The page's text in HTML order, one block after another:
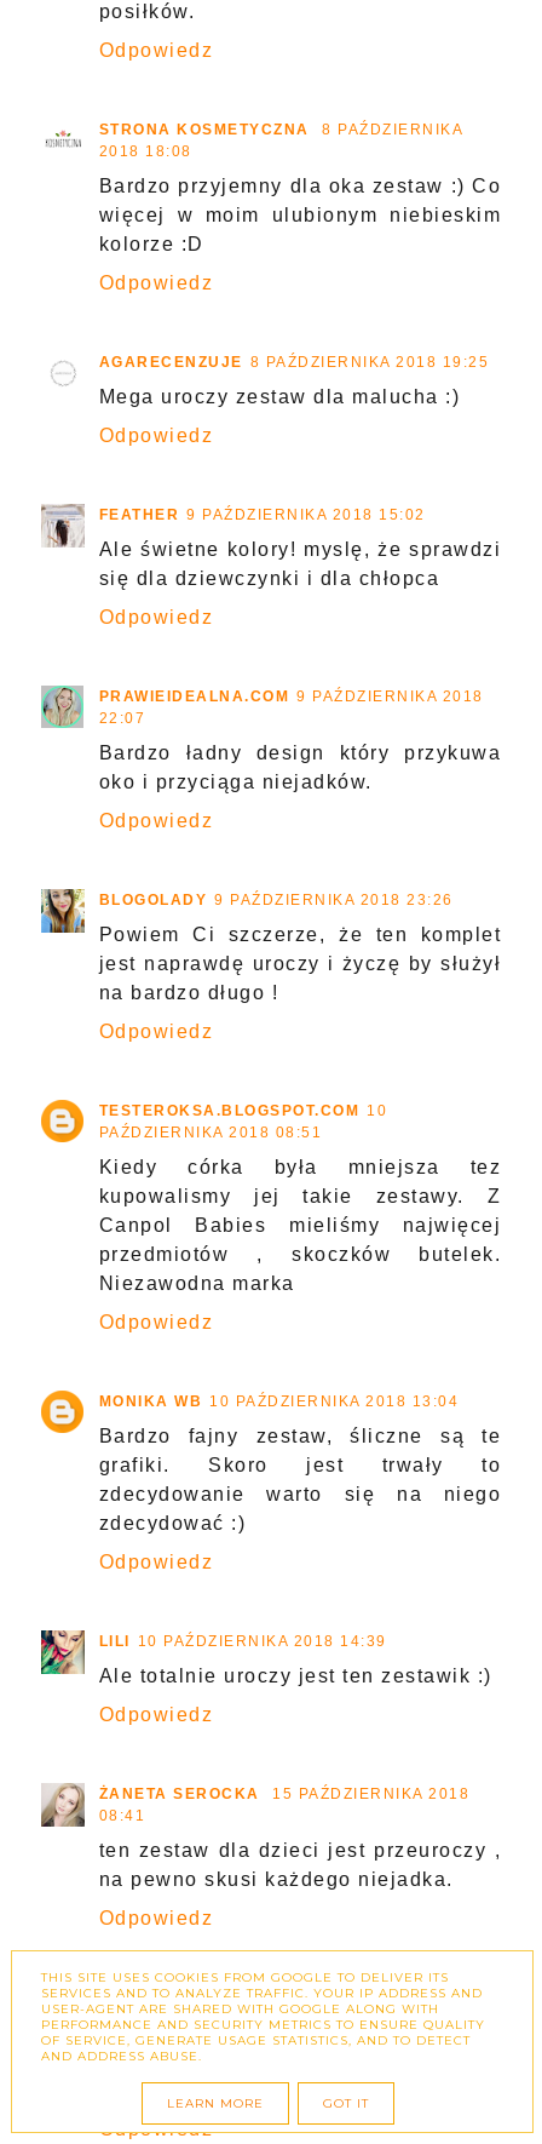
posiłków.
Odpowiedz
STRONA KOSMETYCZNA
8 PAŹDZIERNIKA
2018 18:08
Bardzo przyjemny dla oka zestaw :) Co
więcej w moim ulubionym niebieskim
kolorze :D
Odpowiedz
AGARECENZUJE 8 PAŹDZIERNIKA 2018 19:25
Mega uroczy zestaw dla malucha :)
Odpowiedz
FEATHER 9 PAŹDZIERNIKA 2018 15:02
Ale świetne kolory! myslę, że sprawdzi
się dla dziewczynki i dla chłopca
Odpowiedz
PRAWIEIDEALNA.COM
9 PAŹDZIERNIKA 2018
22:07
Bardzo ładny design który przykuwa
oko i przyciąga niejadków.
Odpowiedz
BLOGOLADY 9 PAŹDZIERNIKA 2018 23:26
Powiem Ci szczerze, że ten komplet
jest naprawdę uroczy i życzę by służył
na bardzo długo !
Odpowiedz
TESTEROKSA.BLOGSPOT.COM
10
PAŹDZIERNIKA 2018 08:51
Kiedy córka była mniejsza tez
kupowalismy jej takie zestawy. Z
Canpol Babies mieliśmy najwięcej
przedmiotów , skoczków butelek.
Niezawodna marka
Odpowiedz
MONIKA WB 10 PAŹDZIERNIKA 2018 13:04
Bardzo fajny zestaw, śliczne są te
grafiki. Skoro jest trwały to
zdecydowanie warto się na niego
zdecydować :)
Odpowiedz
LILI 10 PAŹDZIERNIKA 2018 14:39
Ale totalnie uroczy jest ten zestawik :)
Odpowiedz
ŻANETA SEROCKA
15 PAŹDZIERNIKA 2018
08:41
ten zestaw dla dzieci jest przeuroczy ,
na pewno skusi każdego niejadka.
Odpowiedz
DREAMER 18 PAŹDZIERNIKA 2018 17:15
Ta miseczka i łyżeczki bardzo mi się
podobają. Z chęcią zakupię je dla Tysi
Odpowiedz
THIS SITE USES COOKIES FROM GOOGLE TO DELIVER ITS
SERVICES AND TO ANALYZE TRAFFIC. YOUR IP ADDRESS AND
USER-AGENT ARE SHARED WITH GOOGLE ALONG WITH
PERFORMANCE AND SECURITY METRICS TO ENSURE QUALITY
OF SERVICE, GENERATE USAGE STATISTICS, AND TO DETECT
AND ADDRESS ABUSE.
LEARN MORE GOT IT